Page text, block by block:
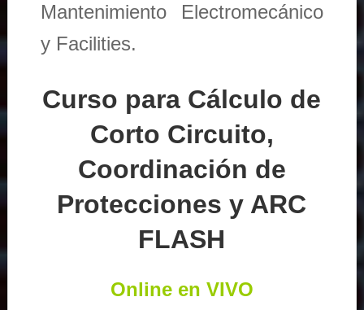
Mantenimiento Electromecánico
y Facilities.
Curso para Cálculo de
Corto Circuito,
Coordinación de
Protecciones y ARC
FLASH
Online en VIVO